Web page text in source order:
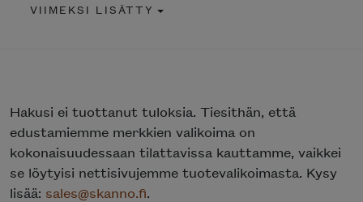
VIIMEKSI LISÄTTY
Hakusi ei tuottanut tuloksia. Tiesithän, että
edustamiemme merkkien valikoima on
kokonaisuudessaan tilattavissa kauttamme, vaikkei
se löytyisi nettisivujemme tuotevalikoimasta. Kysy
lisää: sales@skanno.fi.